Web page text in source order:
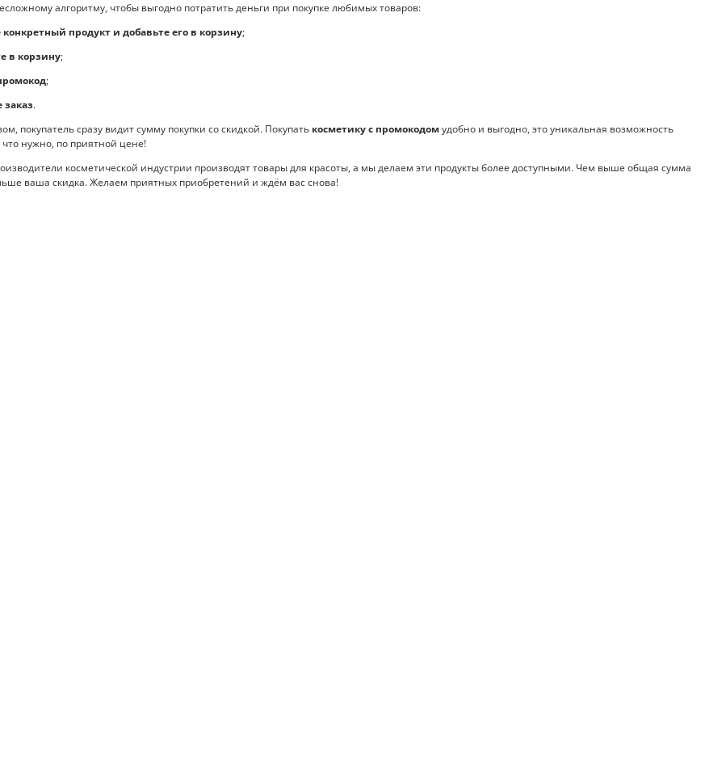
алгоритму, чтобы выгодно потратить деньги при покупке любимых товаров:
продукт и добавьте его в корзину;
в корзину;
;
.
покупатель сразу видит сумму покупки со скидкой. Покупать косметику с промокодомудобно и выгодно, это уникальная возможность
что нужно, по приятной цене!
косметической индустрии производят товары для красоты, а мы делаем эти продукты более доступными. Чем выше общая сумма
ваша скидка. Желаем приятных приобретений и ждём вас снова!